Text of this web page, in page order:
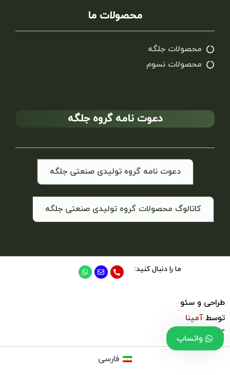
محصولات ما
محصولات جلگه
محصولات نسوم
دعوت نامه گروه جلگه
دعوت نامه گروه تولیدی صنعتی جلگه
کاتالوگ محصولات گروه تولیدی صنعتی جلگه
ما را دنبال کنید:
طراحی و سئو
توسط آمینا
گروپ واتساپ
فارسی